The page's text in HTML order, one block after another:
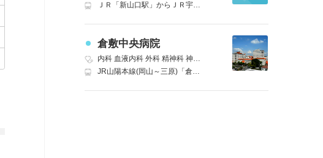
ＪＲ「新山口駅」からＪＲ宇部線（宇部駅または宇部新川駅行）で「宇部新川駅」下車｜徒歩１０分。｜ＪＲ「新山口駅」から宇部市営バス（宇部新川駅行）で「宇部中央」下車｜徒歩１０分。｜ＪＲ「宇部新川駅」から宇部市営バス（宇部新川駅行）で「大学病院前」下車｜徒歩２分。｜山陽自動車道「宇部インターチェンジ」から車で約１５分。
倉敷中央病院
内科 血液内科 外科 精神科 神経内科 脳神経外科呼吸器外科
JR山陽本線(岡山～三原)「倉敷」南口 バスも利用可(下電バス 中庄駅、児島駅(天城線)、茶屋町駅行き 中央病院前下車) 徒歩15分